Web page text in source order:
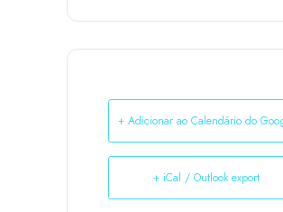
+ Adicionar ao Calendário do
+ iCal / Outlook export